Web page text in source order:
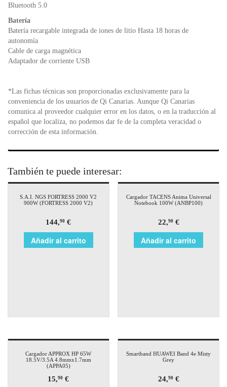
Bluetooth 5.0
Batería
Batería recargable integrada de iones de litio Hasta 18 horas de
autonomía
Cable de carga magnética
Adaptador de corriente USB
*Las fichas técnicas son proporcionadas exclusivamente para la
conveniencia de los usuarios de Qi Canarias. Aunque Qi Canarias
comunica al proveedor cualquier error en los datos, o en la traducción al
español que localiza, no podemos dar fe de la completa veracidad o
corrección de esta información.
También te puede interesar:
S.A.I. NGS FORTRESS 2000 V2
900W (FORTRESS 2000 V2)
144,90 €
Añadir al carrito
Cargador TACENS Anima Universal
Notebook 100W (ANBP100)
22,90€
Añadir al carrito
Cargador APPROX HP 65W
18.5V/3.5A 4.8mmx1.7mm
(APPA05)
15,90 €
Smartband HUAWEI Band 4e Misty
Grey
24,90€